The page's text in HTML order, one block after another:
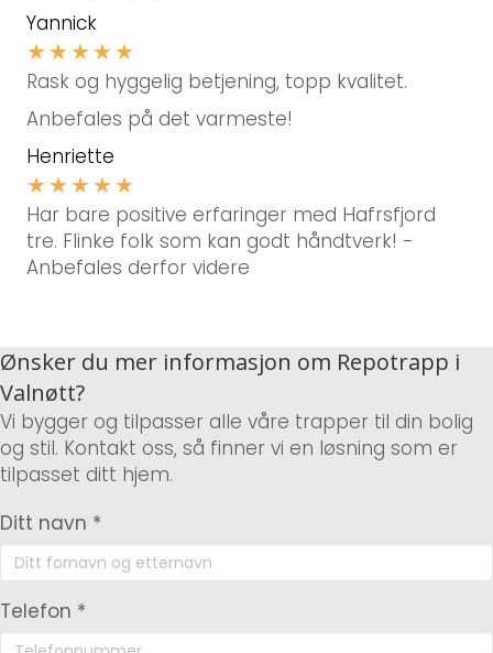
Yannick
★★★★★
Rask og hyggelig betjening, topp kvalitet.
Anbefales på det varmeste!
Henriette
★★★★★
Har bare positive erfaringer med Hafrsfjord
tre. Flinke folk som kan godt håndtverk! -
Anbefales derfor videre
Ønsker du mer informasjon om Repotrapp i
Valnøtt?
Vi bygger og tilpasser alle våre trapper til din bolig
og stil. Kontakt oss, så finner vi en løsning som er
tilpasset ditt hjem.
Ditt navn *
Telefon *